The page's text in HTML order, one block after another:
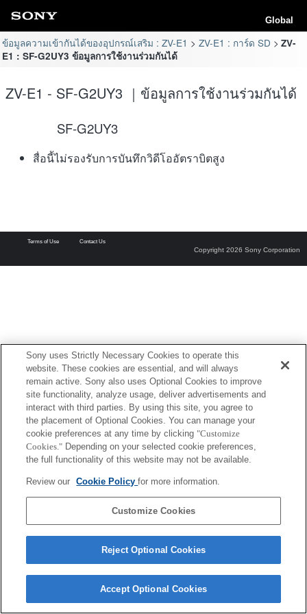
Global
ข้อมูลความเข้ากันได้ของอุปกรณ์เสริม : ZV-E1 ZV-E1 : การ์ด SD
ZV-
E1 : SF-G2UY3 ข้อมูลการใช้งานร่วมกันได้
ZV-E1 - SF-G2UY3 ｜ข้อมูลการใช้งานร่วมกันได้
SF-G2UY3
สื่อนี้ไม่รองรับการบันทึกวิดีโออัตราบิตสูง
Terms of Use Contact Us
Copyright 2026 Sony Corporation
Sony uses Strictly Necessary Cookies to operate this
website. These cookies are essential, and will always
remain active. Sony also uses Optional Cookies to improve
site functionality, analyze usage, deliver advertisements and
interact with third parties. By using this site, you agree to
the placement of Optional Cookies. You can manage your
cookie preferences at any time by clicking "Customize
Cookies." Depending on your selected cookie preferences,
the full functionality of this website may not be available.
Review our Cookie Policyfor more information.
Customize Cookies
Reject Optional Cookies
Accept Optional Cookies